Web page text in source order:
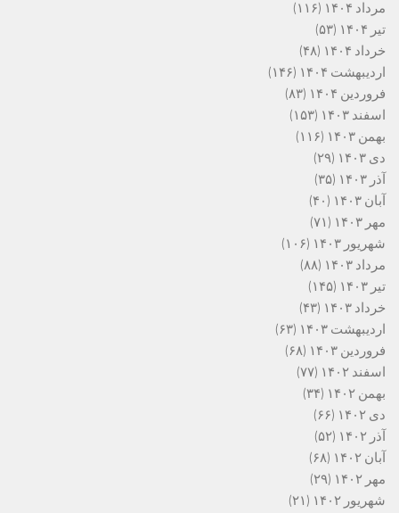
مرداد ۱۴۰۴
(۱۱۶)
تیر ۱۴۰۴
(۵۳)
خرداد ۱۴۰۴
(۴۸)
اردیبهشت ۱۴۰۴
(۱۴۶)
فروردین ۱۴۰۴
(۸۳)
اسفند ۱۴۰۳
(۱۵۳)
بهمن ۱۴۰۳
(۱۱۶)
دی ۱۴۰۳
(۲۹)
آذر ۱۴۰۳
(۳۵)
آبان ۱۴۰۳
(۴۰)
مهر ۱۴۰۳
(۷۱)
شهریور ۱۴۰۳
(۱۰۶)
مرداد ۱۴۰۳
(۸۸)
تیر ۱۴۰۳
(۱۴۵)
خرداد ۱۴۰۳
(۴۳)
اردیبهشت ۱۴۰۳
(۶۳)
فروردین ۱۴۰۳
(۶۸)
اسفند ۱۴۰۲
(۷۷)
بهمن ۱۴۰۲
(۳۴)
دی ۱۴۰۲
(۶۶)
آذر ۱۴۰۲
(۵۲)
آبان ۱۴۰۲
(۶۸)
مهر ۱۴۰۲
(۲۹)
شهریور ۱۴۰۲
(۲۱)